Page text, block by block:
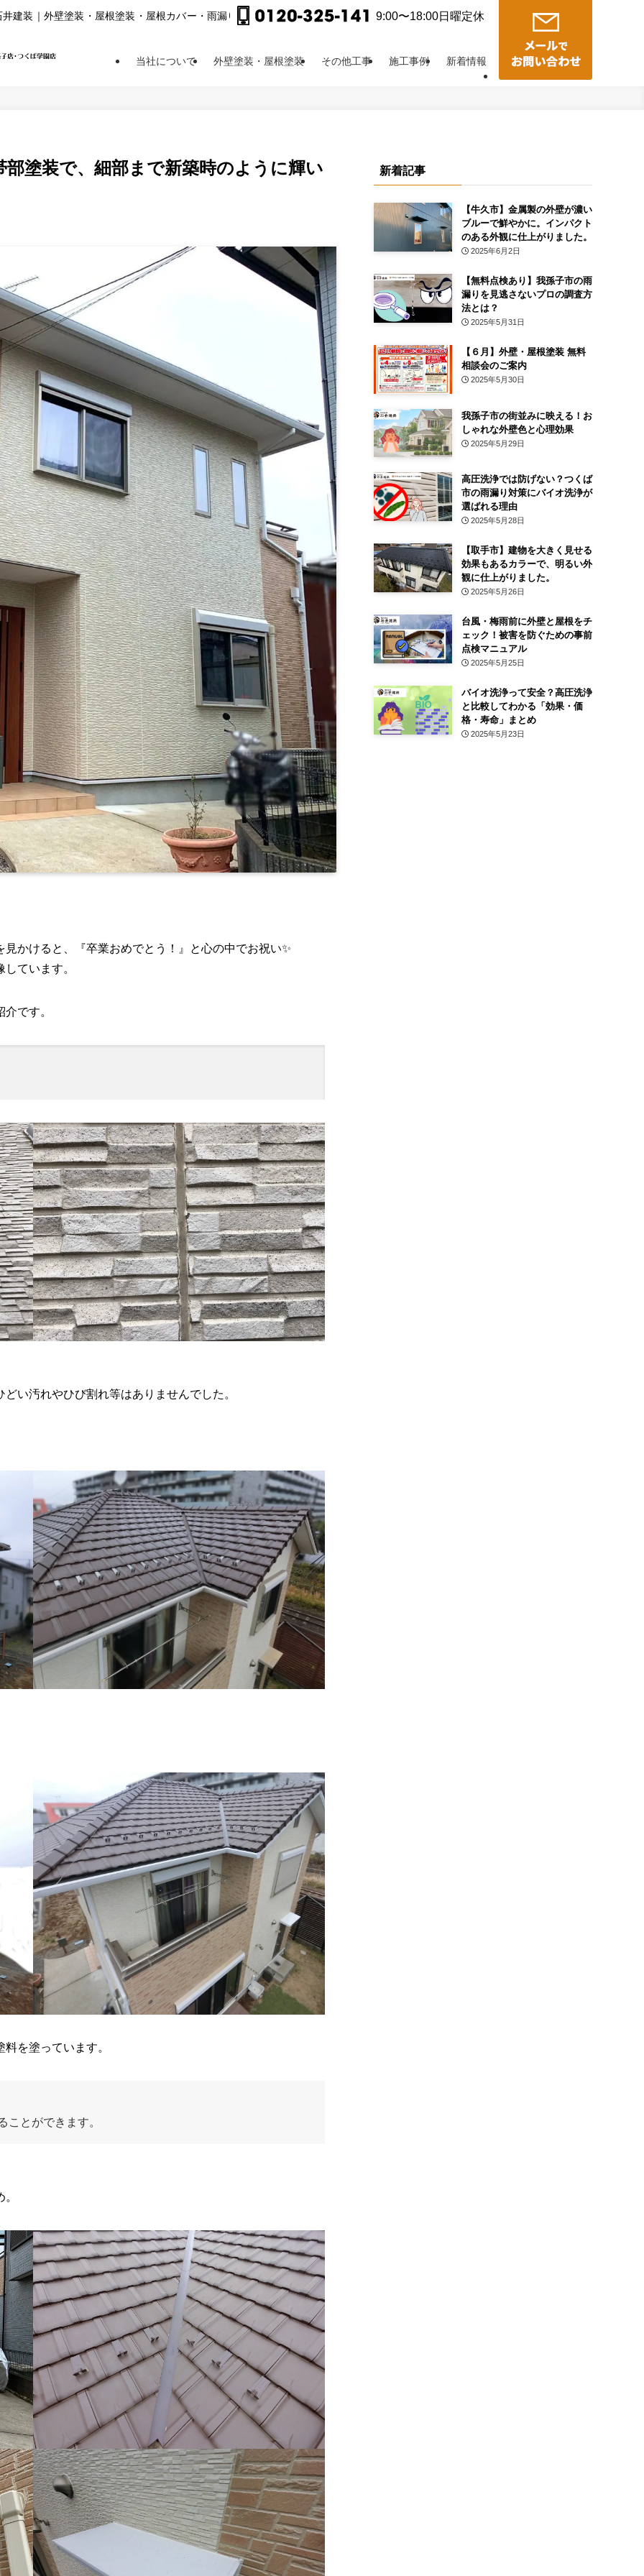
建装｜外壁塗装・屋根塗装・屋根カバー・⾬漏り修理他 9:00〜18:00日曜定休
当社について 外壁塗装・屋根塗装 その他工事 施工事例 新着情報
塗装で、細部まで新築時のように輝い
かけると、『卒業おめでとう！』と心の中でお祝い✨
ています。
です。
い汚れやひび割れ等はありませんでした。
を塗っています。
ことができます。
新着記事
【牛久市】金属製の外壁が濃い
ブルーで鮮やかに。インパクト
のある外観に仕上がりました。
2025年6月2日
【無料点検あり】我孫子市の雨
漏りを見逃さないプロの調査方
法とは？
2025年5月31日
【６月】外壁・屋根塗装 無料
相談会のご案内
2025年5月30日
我孫子市の街並みに映える！お
しゃれな外壁色と心理効果
2025年5月29日
高圧洗浄では防げない？つくば
市の雨漏り対策にバイオ洗浄が
選ばれる理由
2025年5月28日
【取手市】建物を大きく見せる
効果もあるカラーで、明るい外
観に仕上がりました。
2025年5月26日
台風・梅雨前に外壁と屋根をチ
ェック！被害を防ぐための事前
点検マニュアル
2025年5月25日
バイオ洗浄って安全？高圧洗浄
と比較してわかる「効果・価
格・寿命」まとめ
2025年5月23日